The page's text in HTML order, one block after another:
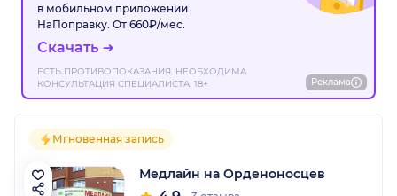
в мобильном приложении
НаПоправку. От 660₽/мес.
Скачать
ЕСТЬ ПРОТИВОПОКАЗАНИЯ. НЕОБХОДИМА
КОНСУЛЬТАЦИЯ СПЕЦИАЛИСТА. 18+
Реклама
Мгновенная запись
Медлайн на Орденоносцев